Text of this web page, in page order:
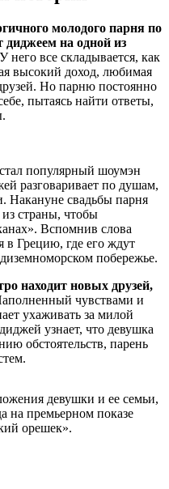
молодого парня по
на одной из
него все складывается, как
высокий доход, любимая
Но парню постоянно
пытаясь найти ответы,
популярный шоумэн
разговаривает по душам,
Накануне свадьбы парня
из страны, чтобы
Вспомнив слова
в Грецию, где его ждут
побережье.
находит новых друзей,
чувствами и
ухаживать за милой
узнает, что девушка
обстоятельств, парень
девушки и ее семьи,
на премьерном показе
орешек».